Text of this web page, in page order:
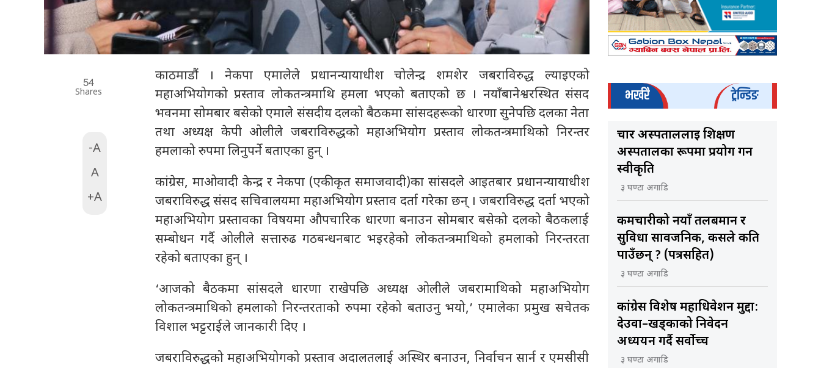
54
Shares
-A
A
+A
काठमाडौं । नेकपा एमालेले प्रधानन्यायाधीश चोलेन्द्र शमशेर जबराविरुद्ध ल्याइएको
महाअभियोगको प्रस्ताव लोकतन्त्रमाथि हमला भएको बताएको छ । नयाँबानेश्वरस्थित संसद
भवनमा सोमबार बसेको एमाले संसदीय दलको बैठकमा सांसदहरूको धारणा सुनेपछि दलका नेता
तथा अध्यक्ष केपी ओलीले जबराविरुद्धको महाअभियोग प्रस्ताव लोकतन्त्रमाथिको निरन्तर
हमलाको रुपमा लिनुपर्ने बताएका हुन् ।
कांग्रेस, माओवादी केन्द्र र नेकपा (एकीकृत समाजवादी)का सांसदले आइतबार प्रधानन्यायाधीश
जबराविरुद्ध संसद सचिवालयमा महाअभियोग प्रस्ताव दर्ता गरेका छन् । जबराविरुद्ध दर्ता भएको
महाअभियोग प्रस्तावका विषयमा औपचारिक धारणा बनाउन सोमबार बसेको दलको बैठकलाई
सम्बोधन गर्दै ओलीले सत्तारुढ गठबन्धनबाट भइरहेको लोकतन्त्रमाथिको हमलाको निरन्तरता
रहेको बताएका हुन् ।
‘आजको बैठकमा सांसदले धारणा राखेपछि अध्यक्ष ओलीले जबरामाथिको महाअभियोग
लोकतन्त्रमाथिको हमलाको निरन्तरताको रुपमा रहेको बताउनु भयो,’ एमालेका प्रमुख सचेतक
विशाल भट्टराईले जानकारी दिए ।
जबराविरुद्धको महाअभियोगको प्रस्ताव अदालतलाई अस्थिर बनाउन, निर्वाचन सार्न र एमसीसी
भर्खरै ट्रेन्डिङ
चार अस्पताललाई शिक्षण
अस्पतालका रूपमा प्रयोग गर्न
स्वीकृति
३ घण्टा अगाडि
कर्मचारीको नयाँ तलबमान र
सुविधा सार्वजनिक, कसले कति
पाउँछन् ? (पत्रसहित)
३ घण्टा अगाडि
कांग्रेस विशेष महाधिवेशन मुद्दा:
देउवा–खड्काको निवेदन
अध्ययन गर्दै सर्वोच्च
३ घण्टा अगाडि